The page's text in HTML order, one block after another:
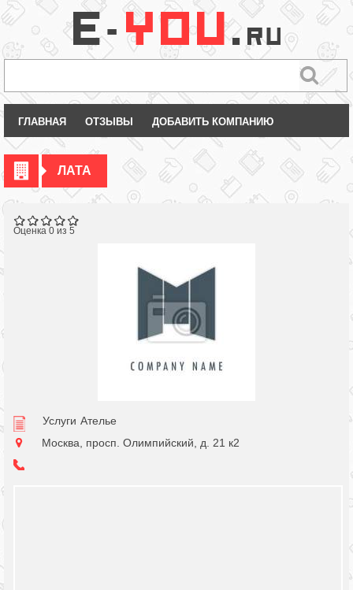
ГЛАВНАЯ ОТЗЫВЫ ДОБАВИТЬ КОМПАНИЮ
ЛАТА
Оценка 0 из 5
Услуги Ателье
Москва, просп. Олимпийский, д. 21 к2